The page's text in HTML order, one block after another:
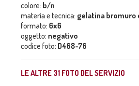
colore: b/n
materia e tecnica: gelatina
formato: 6x6
oggetto: negativo
codice foto: D468-76
LE ALTRE 31 FOTO DEL SERVIZIO